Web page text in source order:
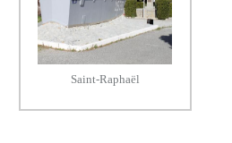
Saint-Raphaël